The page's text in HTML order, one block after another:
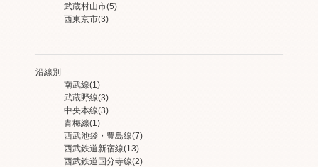
武蔵村山市(5)
西東京市(3)
沿線別
南武線(1)
武蔵野線(3)
中央本線(3)
青梅線(1)
西武池袋・豊島線(7)
西武鉄道新宿線(13)
西武鉄道国分寺線(2)